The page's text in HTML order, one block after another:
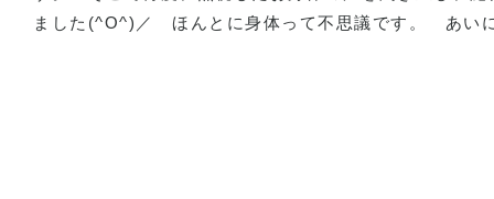
ました (^O^) ／ ほんとに身体って不思議です。 あい